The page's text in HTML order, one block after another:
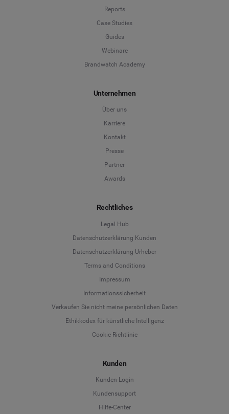
Reports
Case Studies
Guides
Webinare
Brandwatch Academy
Unternehmen
Über uns
Karriere
Kontakt
Presse
Partner
Awards
Rechtliches
Legal Hub
Datenschutzerklärung Kunden
Datenschutzerklärung Urheber
Terms and Conditions
Impressum
Informationssicherheit
Verkaufen Sie nicht meine persönlichen Daten
Ethikkodex für künstliche Intelligenz
Cookie Richtlinie
Kunden
Kunden-Login
Kundensupport
Hilfe-Center
Deutsch